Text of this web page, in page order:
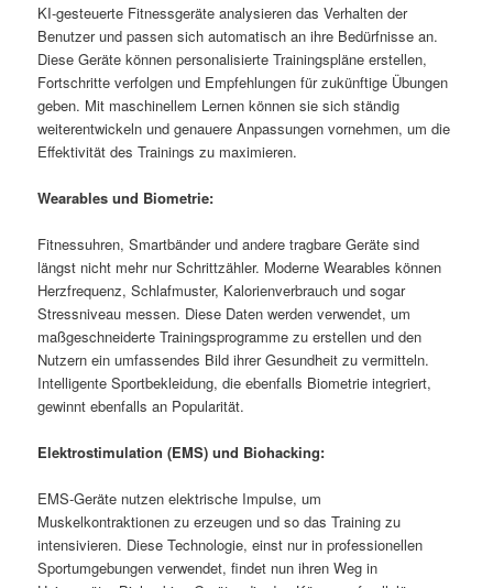
KI-gesteuerte Fitnessgeräte analysieren das Verhalten der
Benutzer und passen sich automatisch an ihre Bedürfnisse an.
Diese Geräte können personalisierte Trainingspläne erstellen,
Fortschritte verfolgen und Empfehlungen für zukünftige Übungen
geben. Mit maschinellem Lernen können sie sich ständig
weiterentwickeln und genauere Anpassungen vornehmen, um die
Effektivität des Trainings zu maximieren.
Wearables und Biometrie:
Fitnessuhren, Smartbänder und andere tragbare Geräte sind
längst nicht mehr nur Schrittzähler. Moderne Wearables können
Herzfrequenz, Schlafmuster, Kalorienverbrauch und sogar
Stressniveau messen. Diese Daten werden verwendet, um
maßgeschneiderte Trainingsprogramme zu erstellen und den
Nutzern ein umfassendes Bild ihrer Gesundheit zu vermitteln.
Intelligente Sportbekleidung, die ebenfalls Biometrie integriert,
gewinnt ebenfalls an Popularität.
Elektrostimulation (EMS) und Biohacking:
EMS-Geräte nutzen elektrische Impulse, um
Muskelkontraktionen zu erzeugen und so das Training zu
intensivieren. Diese Technologie, einst nur in professionellen
Sportumgebungen verwendet, findet nun ihren Weg in